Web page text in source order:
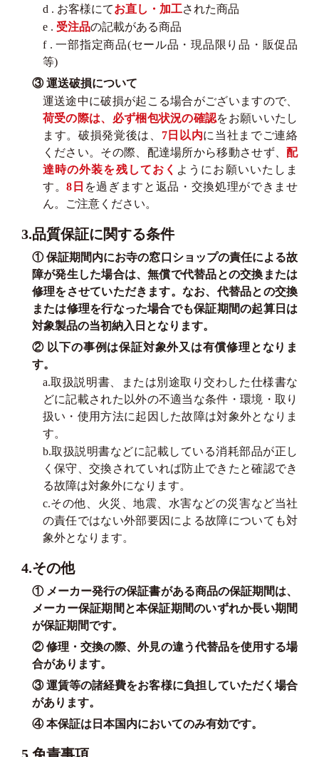
d . お客様にてお直し・加工された商品
e . 受注品の記載がある商品
f . 一部指定商品(セール品・現品限り品・販促品
等)
③ 運送破損について
運送途中に破損が起こる場合がございますので、
荷受の際は、必ず梱包状況の確認をお願いいたし
ます。破損発覚後は、 7日以内に当社までご連絡
ください。その際、配達場所から移動させず、配
達時の外装を残しておく ようにお願いいたしま
す。8日 を過ぎますと返品・交換処理ができませ
ん。ご注意ください。
3.品質保証に関する条件
① 保証期間内にお寺の窓口ショップの責任による故
障が発生した場合は、無償で代替品との交換または
修理をさせていただきます。なお、代替品との交換
または修理を行なった場合でも保証期間の起算日は
対象製品の当初納入日となります。
② 以下の事例は保証対象外又は有償修理となりま
す。
a.取扱説明書、または別途取り交わした仕様書な
どに記載された以外の不適当な条件・環境・取り
扱い・使用方法に起因した故障は対象外となりま
す。
b.取扱説明書などに記載している消耗部品が正し
く保守、交換されていれば防止できたと確認でき
る故障は対象外になります。
c.その他、火災、地震、水害などの災害など当社
の責任ではない外部要因による故障についても対
象外となります。
4.その他
① メーカー発行の保証書がある商品の保証期間は、
メーカー保証期間と本保証期間のいずれか長い期間
が保証期間です。
② 修理・交換の際、外見の違う代替品を使用する場
合があります。
③ 運賃等の諸経費をお客様に負担していただく場合
があります。
④ 本保証は日本国内においてのみ有効です。